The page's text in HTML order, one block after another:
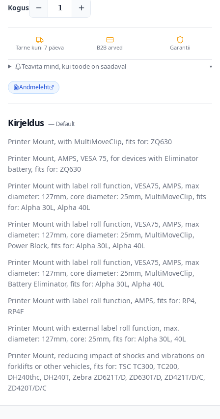
Kogus 1
Tarne kuni 7 päeva B2B arved Garantii
Teavita mind, kui toode on saadaval ▾
Andmeleht
Kirjeldus —Default
Printer Mount, with MultiMoveClip, fits for: ZQ630
Printer Mount, AMPS, VESA 75, for devices with Eliminator
battery, fits for: ZQ630
Printer Mount with label roll function, VESA75, AMPS, max
diameter: 127mm, core diameter: 25mm, MultiMoveClip, fits
for: Alpha 30L, Alpha 40L
Printer Mount with label roll function, VESA75, AMPS, max
diameter: 127mm, core diameter: 25mm, MultiMoveClip,
Power Block, fits for: Alpha 30L, Alpha 40L
Printer Mount with label roll function, VESA75, AMPS, max
diameter: 127mm, core diameter: 25mm, MultiMoveClip,
Battery Eliminator, fits for: Alpha 30L, Alpha 40L
Printer Mount with label roll function, AMPS, fits for: RP4,
RP4F
Printer Mount with external label roll function, max.
diameter: 127mm, core: 25mm, fits for: Alpha 30L, 40L
Printer Mount, reducing impact of shocks and vibrations on
forklifts or other vehicles, fits for: TSC TC300, TC200,
DH240thc, DH240T, Zebra ZD621T/D, ZD630T/D, ZD421T/D/C,
ZD420T/D/C